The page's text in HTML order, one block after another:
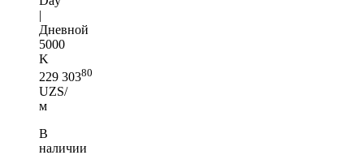
|
Дневной
5000
K
229 30380
UZS/
м
В
наличии